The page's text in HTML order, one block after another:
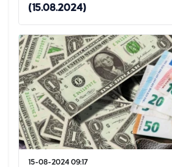
(15.08.2024)
15-08-2024 09:17